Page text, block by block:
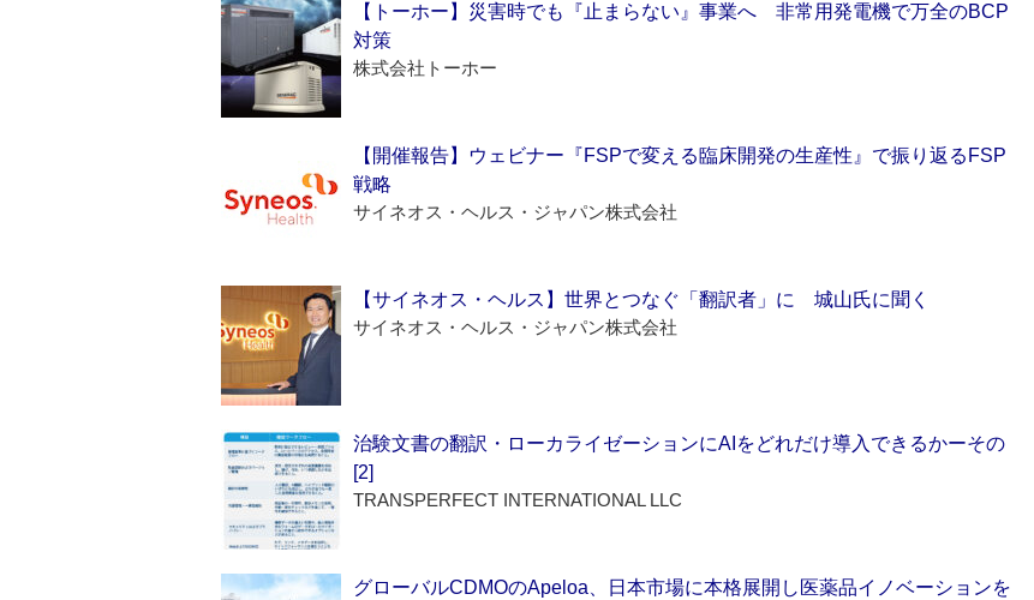
【トーホー】災害時でも『止まらない』事業へ 非常用発電機で万全のBCP
対策
株式会社トーホー
【開催報告】ウェビナー『FSPで変える臨床開発の生産性』で振り返るFSP
戦略
サイネオス・ヘルス・ジャパン株式会社
【サイネオス・ヘルス】世界とつなぐ「翻訳者」に 城山氏に聞く
サイネオス・ヘルス・ジャパン株式会社
治験文書の翻訳・ローカライゼーションにAIをどれだけ導入できるかーその
[2]
TRANSPERFECT INTERNATIONAL LLC
グローバルCDMOのApeloa、日本市場に本格展開し医薬品イノベーションを